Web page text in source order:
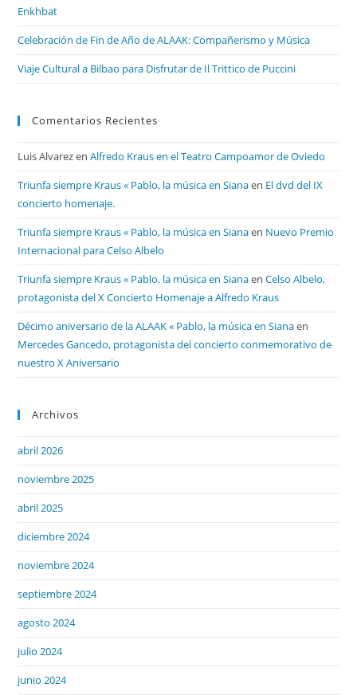
Enkhbat
Celebración de Fin de Año de ALAAK: Compañerismo y Música
Viaje Cultural a Bilbao para Disfrutar de Il Trittico de Puccini
Comentarios Recientes
Luis AlvarezenAlfredo Kraus en el Teatro Campoamor de Oviedo
Triunfa siempre Kraus « Pablo, la música en Sianaen El dvd del IX
concierto homenaje.
Triunfa siempre Kraus « Pablo, la música en Sianaen Nuevo Premio
Internacional para Celso Albelo
Triunfa siempre Kraus « Pablo, la música en SianaenCelso Albelo,
protagonista del X Concierto Homenaje a Alfredo Kraus
Décimo aniversario de la ALAAK « Pablo, la música en Sianaen
Mercedes Gancedo, protagonista del concierto conmemorativo de
nuestro X Aniversario
Archivos
abril 2026
noviembre 2025
abril 2025
diciembre 2024
noviembre 2024
septiembre 2024
agosto 2024
julio 2024
junio 2024